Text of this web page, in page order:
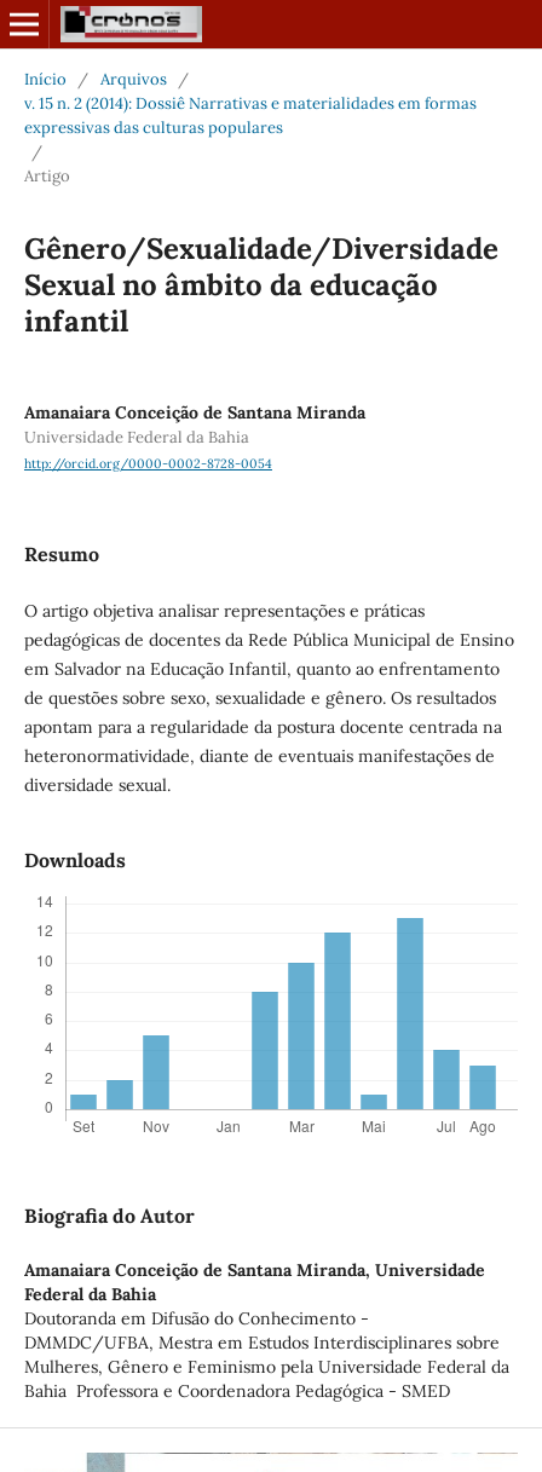
Início / Arquivos
/
v. 15 n. 2 (2014): Dossiê Narrativas e materialidades em formas
expressivas das culturas populares
/
Artigo
Gênero/Sexualidade/Diversidade
Sexual no âmbito da educação
infantil
Amanaiara Conceição de Santana Miranda
Universidade Federal da Bahia
http://orcid.org/0000-0002-8728-0054
Resumo
O artigo objetiva analisar representações e práticas
pedagógicas de docentes da Rede Pública Municipal de Ensino
em Salvador na Educação Infantil, quanto ao enfrentamento
de questões sobre sexo, sexualidade e gênero. Os resultados
apontam para a regularidade da postura docente centrada na
heteronormatividade, diante de eventuais manifestações de
diversidade sexual.
Downloads
Biografia do Autor
Amanaiara Conceição de Santana Miranda, Universidade
Federal da Bahia
Doutoranda em Difusão do Conhecimento -
DMMDC/UFBA, Mestra em Estudos Interdisciplinares sobre
Mulheres, Gênero e Feminismo pela Universidade Federal da
Bahia Professora e Coordenadora Pedagógica - SMED